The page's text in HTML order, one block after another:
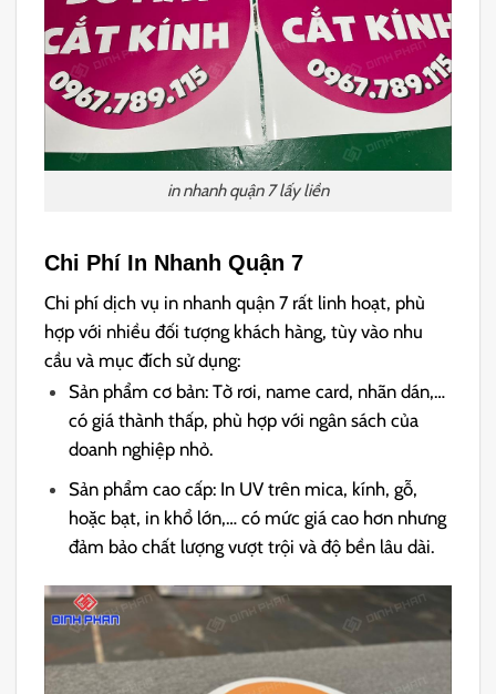
in nhanh quận 7 lấy liền
Chi Phí In Nhanh Quận 7
Chi phí dịch vụ in nhanh quận 7 rất linh hoạt, phù
hợp với nhiều đối tượng khách hàng, tùy vào nhu
cầu và mục đích sử dụng:
Sản phẩm cơ bản: Tờ rơi, name card, nhãn dán,…
có giá thành thấp, phù hợp với ngân sách của
doanh nghiệp nhỏ.
Sản phẩm cao cấp: In UV trên mica, kính, gỗ,
hoặc bạt, in khổ lớn,… có mức giá cao hơn nhưng
đảm bảo chất lượng vượt trội và độ bền lâu dài.